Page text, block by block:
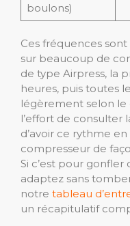
boulons)
Ces fréquences
sur beaucoup de
de type Airpress, la
heures, puis toutes
légèrement selon le
l’effort de consulter
d’avoir ce rythme
compresseur de
Si c’est pour gonfler
adaptez sans
notre tableau
un récapitulatif